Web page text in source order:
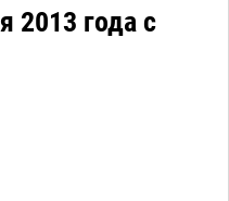
2013 года с